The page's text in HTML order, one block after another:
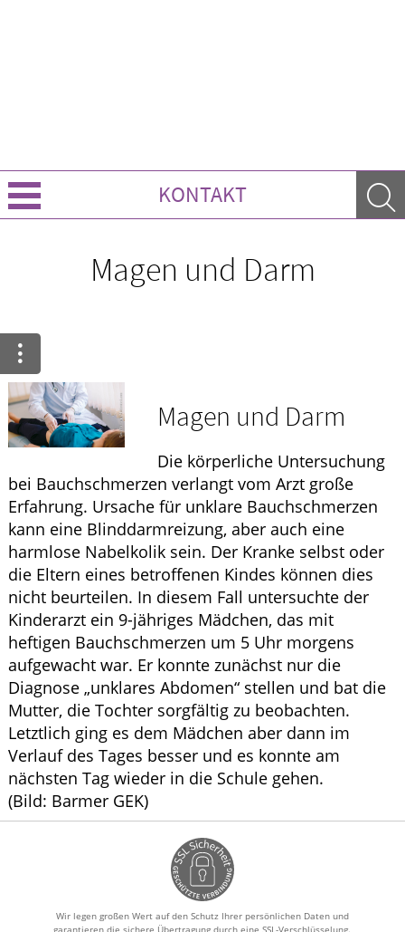
KONTAKT
Ratgeber
Krankheiten & Therapie
ELTERN UND KIND
WELLNESS
Magen und Darm
Magen und Darm
Die körperliche Untersuchung
bei Bauchschmerzen verlangt vom Arzt große
Erfahrung. Ursache für unklare Bauchschmerzen
kann eine Blinddarmreizung, aber auch eine
harmlose Nabelkolik sein. Der Kranke selbst oder
die Eltern eines betroffenen Kindes können dies
nicht beurteilen. In diesem Fall untersuchte der
Kinderarzt ein 9-jähriges Mädchen, das mit
heftigen Bauchschmerzen um 5 Uhr morgens
aufgewacht war. Er konnte zunächst nur die
Diagnose „unklares Abdomen“ stellen und bat die
Mutter, die Tochter sorgfältig zu beobachten.
Letztlich ging es dem Mädchen aber dann im
Verlauf des Tages besser und es konnte am
nächsten Tag wieder in die Schule gehen.
(Bild: Barmer GEK)
Wir legen großen Wert auf den Schutz Ihrer persönlichen Daten und
garantieren die sichere Übertragung durch eine SSL-Verschlüsselung.